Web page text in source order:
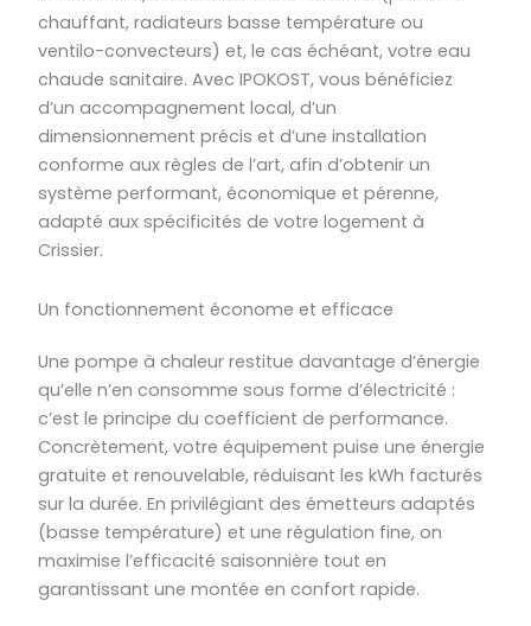
chauffant, radiateurs basse température ou
ventilo-convecteurs) et, le cas échéant, votre eau
chaude sanitaire. Avec IPOKOST, vous bénéficiez
d’un accompagnement local, d’un
dimensionnement précis et d’une installation
conforme aux règles de l’art, afin d’obtenir un
système performant, économique et pérenne,
adapté aux spécificités de votre logement à
Crissier.
Un fonctionnement économe et efficace
Une pompe à chaleur restitue davantage d’énergie
qu’elle n’en consomme sous forme d’électricité :
c’est le principe du coefficient de performance.
Concrètement, votre équipement puise une énergie
gratuite et renouvelable, réduisant les kWh facturés
sur la durée. En privilégiant des émetteurs adaptés
(basse température) et une régulation fine, on
maximise l’efficacité saisonnière tout en
garantissant une montée en confort rapide.